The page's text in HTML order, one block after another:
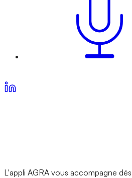
L'appli AGRA vous accompagne